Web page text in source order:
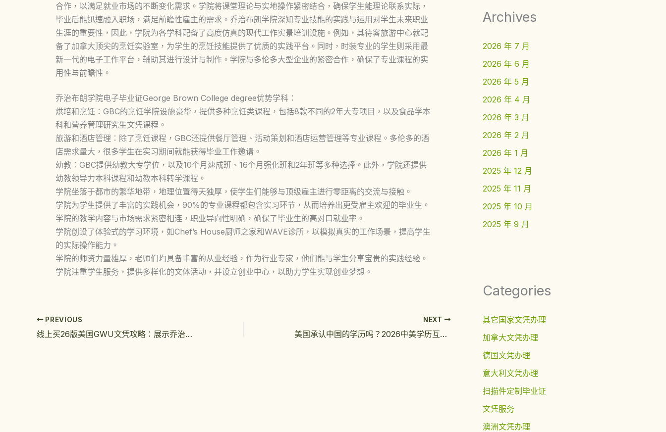
合作，以满足就业市场的不断变化需求。学院将课堂理论与实地操作紧密结合，确保学生能理论联系实际，
毕业后能迅速融入职场，满足前瞻性雇主的需求。乔治布朗学院深知专业技能的实践与运用对学生未来职业
生涯的重要性，因此，学院为各学科配备了高度仿真的现代工作实景培训设施。例如，其待客旅游中心就配
备了加拿大顶尖的烹饪实验室，为学生的烹饪技能提供了优质的实践平台。同时，时装专业的学生则采用最
新一代的电子工作平台，辅助其进行设计与制作。学院与多伦多大型企业的紧密合作，确保了专业课程的实
用性与前瞻性。
乔治布朗学院电子毕业证George Brown College degree优势学科：
烘培和烹饪：GBC的烹饪学院设施豪华，提供多种烹饪类课程，包括8款不同的2年大专项目，以及食品学本
科和营养管理研究生文凭课程。
旅游和酒店管理：除了烹饪课程，GBC还提供餐厅管理、活动策划和酒店运营管理等专业课程。多伦多的酒
店需求量大，很多学生在实习期间就能获得毕业工作邀请。
幼教：GBC提供幼教大专学位，以及10个月速成班、16个月强化班和2年班等多种选择。此外，学院还提供
幼教领导力本科课程和幼教本科转学课程。
学院坐落于都市的繁华地带，地理位置得天独厚，使学生们能够与顶级雇主进行零距离的交流与接触。
学院为学生提供了丰富的实践机会，90%的专业课程都包含实习环节，从而培养出更受雇主欢迎的毕业生。
学院的教学内容与市场需求紧密相连，职业导向性明确，确保了毕业生的高对口就业率。
学院创设了体验式的学习环境，如Chef’s House厨师之家和WAVE诊所，以模拟真实的工作场景，提高学生
的实际操作能力。
学院的师资力量雄厚，老师们均具备丰富的从业经验，作为行业专家，他们能与学生分享宝贵的实践经验。
学院注重学生服务，提供多样化的文体活动，并设立创业中心，以助力学生实现创业梦想。
PREVIOUS
线上买26版美国GWU文凭攻略：展示乔治华盛顿大学学位证工艺品
NEXT
美国承认中国的学历吗？2026中美学历互认全面指南
Archives
2026 年 7 月
2026 年 6 月
2026 年 5 月
2026 年 4 月
2026 年 3 月
2026 年 2 月
2026 年 1 月
2025 年 12 月
2025 年 11 月
2025 年 10 月
2025 年 9 月
Categories
其它国家文凭办理
加拿大文凭办理
德国文凭办理
意大利文凭办理
扫描件定制毕业证
文凭服务
澳洲文凭办理